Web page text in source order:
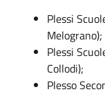
Plessi
Melograno);
Plessi
Collodi);
Plesso